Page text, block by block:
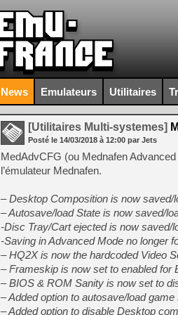
News Emulateurs Utilitaires
[Utilitaires Multi-systemes]
Posté le 14/03/2018 à 12:00 par Jets
MedAdvCFG (ou Mednafen
l’émulateur Mednafen.
– Desktop Composition is now saved/
– Autosave/load State is now saved/
-Disc Tray/Cart ejected is now saved/
-Saving in Advanced Mode no longer
– HQ2X is now the hardcoded Video
– Frameskip is now set to enabled for
– BIOS & ROM Sanity is now set to
– Added option to autosave/load game
– Added option to disable Desktop